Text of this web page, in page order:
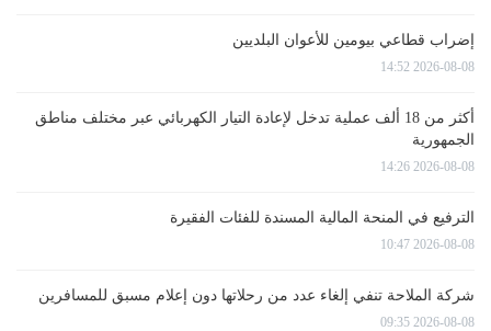
إضراب قطاعي بيومين للأعوان البلديين
2026-08-08 14:52
أكثر من 18 ألف عملية تدخل لإعادة التيار الكهربائي عبر مختلف مناطق
الجمهورية
2026-08-08 14:26
الترفيع في المنحة المالية المسندة للفئات الفقيرة
2026-08-08 10:47
شركة الملاحة تنفي إلغاء عدد من رحلاتها دون إعلام مسبق للمسافرين
2026-08-08 09:35